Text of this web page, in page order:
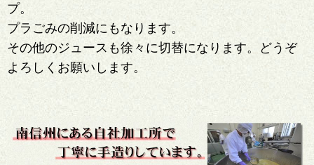
プ。
プラごみの削減にもなります。
その他のジュースも徐々に切替になります。どうぞ
よろしくお願いします。